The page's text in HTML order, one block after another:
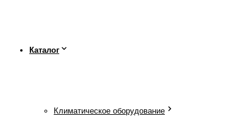
Каталог
Климатическое оборудование